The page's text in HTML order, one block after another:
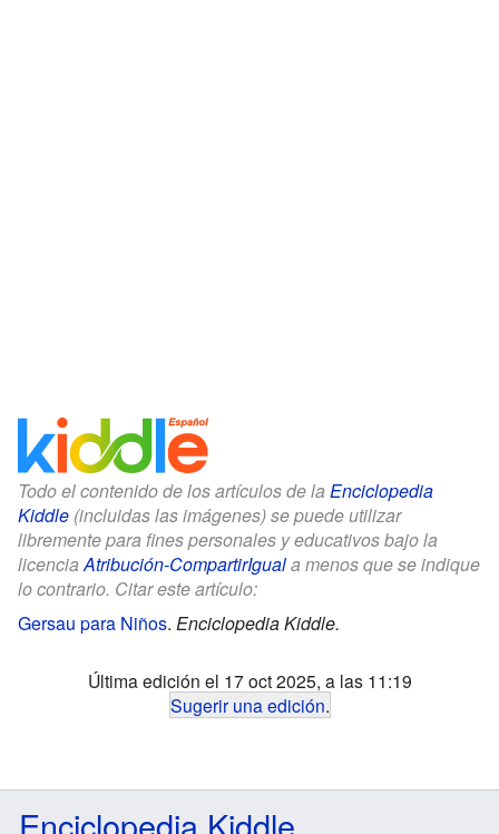
Todo el contenido de los artículos de la Enciclopedia
Kiddle (incluidas las imágenes) se puede utilizar
libremente para fines personales y educativos bajo la
licenciaAtribución-CompartirIguala menos que se indique
lo contrario. Citar este artículo:
Gersau para Niños. Enciclopedia Kiddle.
Última edición el 17 oct 2025, a las 11:19
Sugerir una edición.
Enciclopedia Kiddle